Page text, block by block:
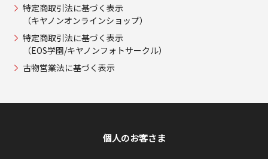
特定商取引法に基づく表示
（キヤノンオンラインショップ）
特定商取引法に基づく表示
（EOS学園/キヤノンフォトサークル）
古物営業法に基づく表示
個人のお客さま